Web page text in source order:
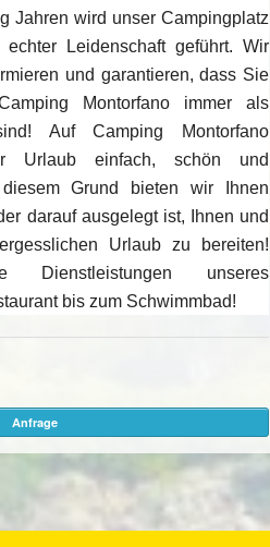
Jahren wird unser Campingplatz
Leidenschaft geführt. Wir
und garantieren, dass Sie
Montorfano immer als
Auf Camping Montorfano
Urlaub einfach, schön und
Grund bieten wir Ihnen
darauf ausgelegt ist, Ihnen und
Urlaub zu bereiten!
unseres
bis zum Schwimmbad!
Anfrage